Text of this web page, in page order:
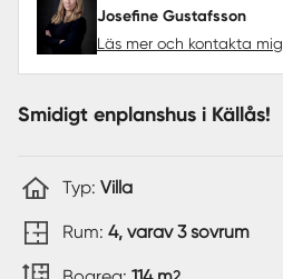
Josefine Gustafsson
Läs mer och kontakta mig
Smidigt enplanshus i Källås!
Typ: Villa
Rum: 4, varav 3 sovrum